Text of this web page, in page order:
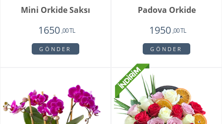
Mini Orkide Saksı
1650 ,00 TL
GÖNDER
Padova Orkide
1950 ,00 TL
GÖNDER